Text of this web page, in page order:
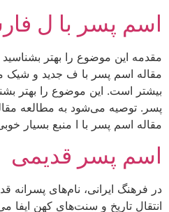
اسم پسر با ل
مقدمه این موضوع را بهتر
مقاله اسم پسر با ف جدید و شیک
بیشتر است. این موضوع را بهتر
پسر. توصیه می‌شود به مطالعه
مقاله اسم پسر با ا منبع بسیار
اسم پسر قدیمی
در فرهنگ ایرانی، نام‌های
انتقال تاریخ و سنت‌های کهن ایفا